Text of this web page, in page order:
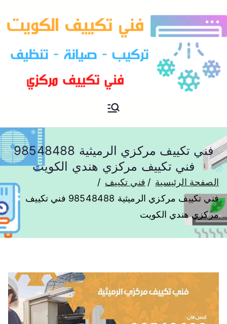
فني تكييف مركزي الكويت
فني تكييف مركزي الرميثية 98548488
فني تكييف مركزي هندي الكويت
الصفحة الرئيسية
فني تكييف
فني تكييف مركزي الرميثية 98548488 فني تكييف
مركزي هندي الكويت